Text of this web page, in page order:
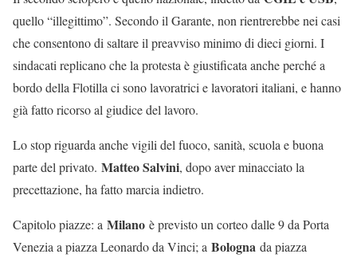
quello “illegittimo”. Secondo il Garante, non rientrerebbe nei casi
che consentono di saltare il preavviso minimo di dieci giorni. I
sindacati replicano che la protesta è giustificata anche perché a
bordo della Flotilla ci sono lavoratrici e lavoratori italiani, e hanno
già fatto ricorso al giudice del lavoro.
Lo stop riguarda anche vigili del fuoco, sanità, scuola e buona
parte del privato. Matteo Salvini, dopo aver minacciato la
precettazione, ha fatto marcia indietro.
Capitolo piazze: a Milano è previsto un corteo dalle 9 da Porta
Venezia a piazza Leonardo da Vinci; a Bologna da piazza